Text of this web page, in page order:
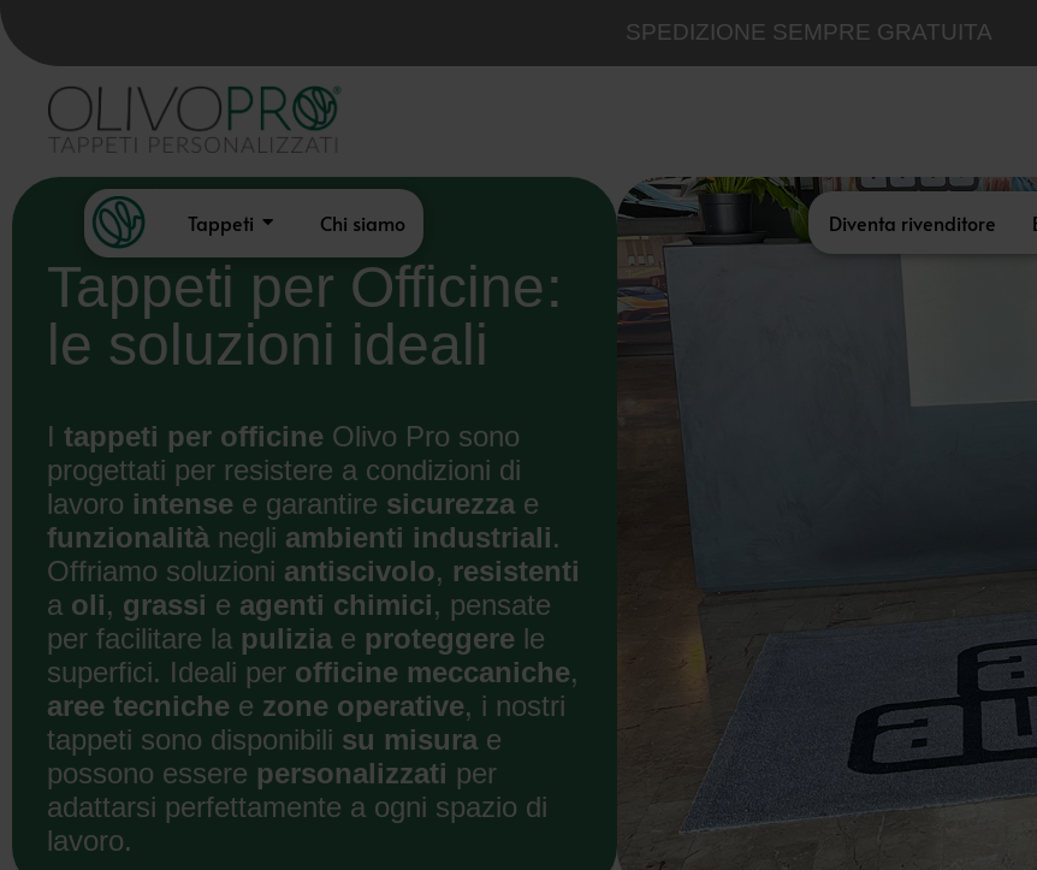
SPEDIZIONE SEMPRE GRATUITA
Tappeti Chi siamo Diventa rivenditore
Tappeti per Officine:
le soluzioni ideali
Itappeti per officineOlivo Pro sono
progettati per resistere a condizioni di
lavoro intensee garantire sicurezzae
funzionalità negli ambienti industriali.
Offriamo soluzioni antiscivolo, resistenti
aoli, grassi e agenti chimici, pensate
per facilitare la puliziae proteggere le
superfici. Ideali perofficine meccaniche,
aree tecnichee zone operative, i nostri
tappeti sono disponibili su misurae
possono essere personalizzati per
adattarsi perfettamente a ogni spazio di
lavoro.